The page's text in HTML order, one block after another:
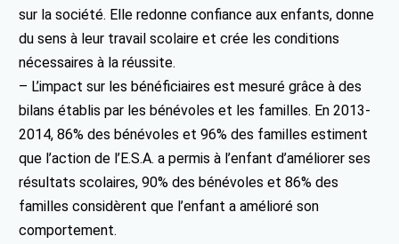
sur la société. Elle redonne confiance aux enfants, donne
du sens à leur travail scolaire et crée les conditions
nécessaires à la réussite.
– L’impact sur les bénéficiaires est mesuré grâce à des
bilans établis par les bénévoles et les familles. En 2013-
2014, 86% des bénévoles et 96% des familles estiment
que l’action de l’E.S.A. a permis à l’enfant d’améliorer ses
résultats scolaires, 90% des bénévoles et 86% des
familles considèrent que l’enfant a amélioré son
comportement.